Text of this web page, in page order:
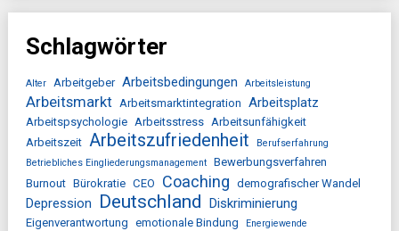
Schlagwörter
Alter Arbeitgeber Arbeitsbedingungen Arbeitsleistung
Arbeitsmarkt Arbeitsmarktintegration Arbeitsplatz
Arbeitspsychologie Arbeitsstress
Arbeitsunfähigkeit
Arbeitszeit
Arbeitszufriedenheit
Berufserfahrung
Betriebliches Eingliederungsmanagement
Bewerbungsverfahren
Burnout Bürokratie CEO Coaching demografischer Wandel
Depression Deutschland Diskriminierung
Eigenverantwortung emotionale Bindung
Energiewende